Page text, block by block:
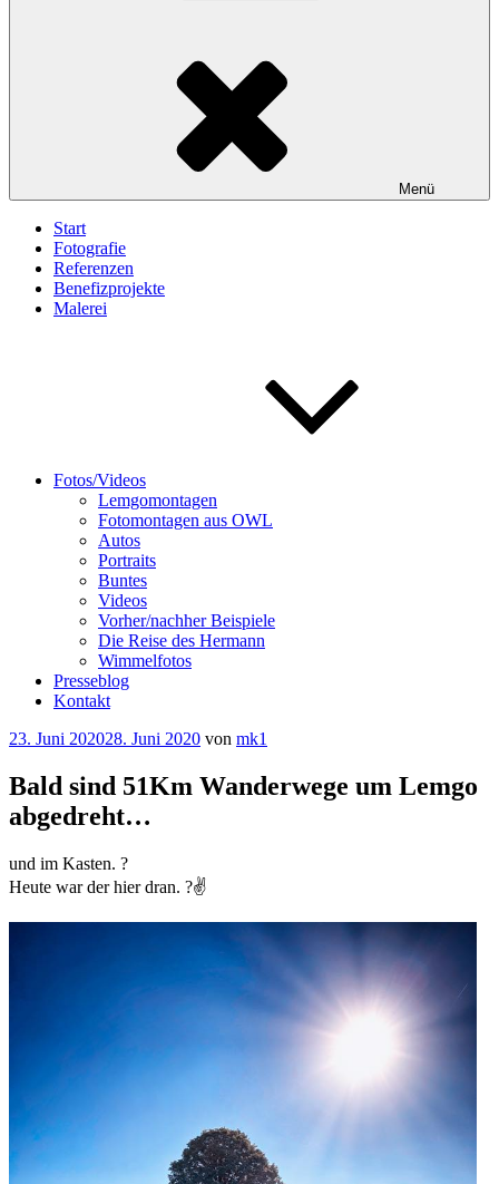
Menü
Start
Fotografie
Referenzen
Benefizprojekte
Malerei
Fotos/Videos
Lemgomontagen
Fotomontagen aus OWL
Autos
Portraits
Buntes
Videos
Vorher/nachher Beispiele
Die Reise des Hermann
Wimmelfotos
Presseblog
Kontakt
Veröffentlicht
23. Juni 202028. Juni 2020 von mk1
Bald sind 51Km Wanderwege um Lemgo
abgedreht…
und im Kasten. ?
Heute war der hier dran. ?✌️